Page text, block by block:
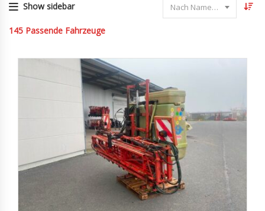
Show sidebar Nach Name sortieren
145 Passende Fahrzeuge